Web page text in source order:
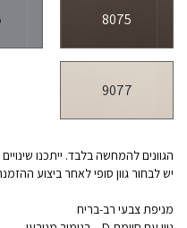
8075
9077
הגוונים להמחשה בלבד. ייתכנו
יש לבחור גוון סופי לאחר ביצוע
מניפת צבעי רב-בריח